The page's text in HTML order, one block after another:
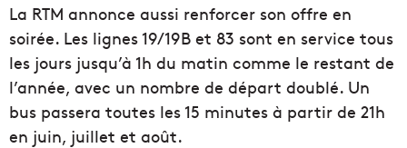
La RTM annonce aussi renforcer son offre en
soirée. Les lignes 19/19B et 83 sont en service tous
les jours jusqu’à 1h du matin comme le restant de
l’année, avec un nombre de départ doublé. Un
bus passera toutes les 15 minutes à partir de 21h
en juin, juillet et août.